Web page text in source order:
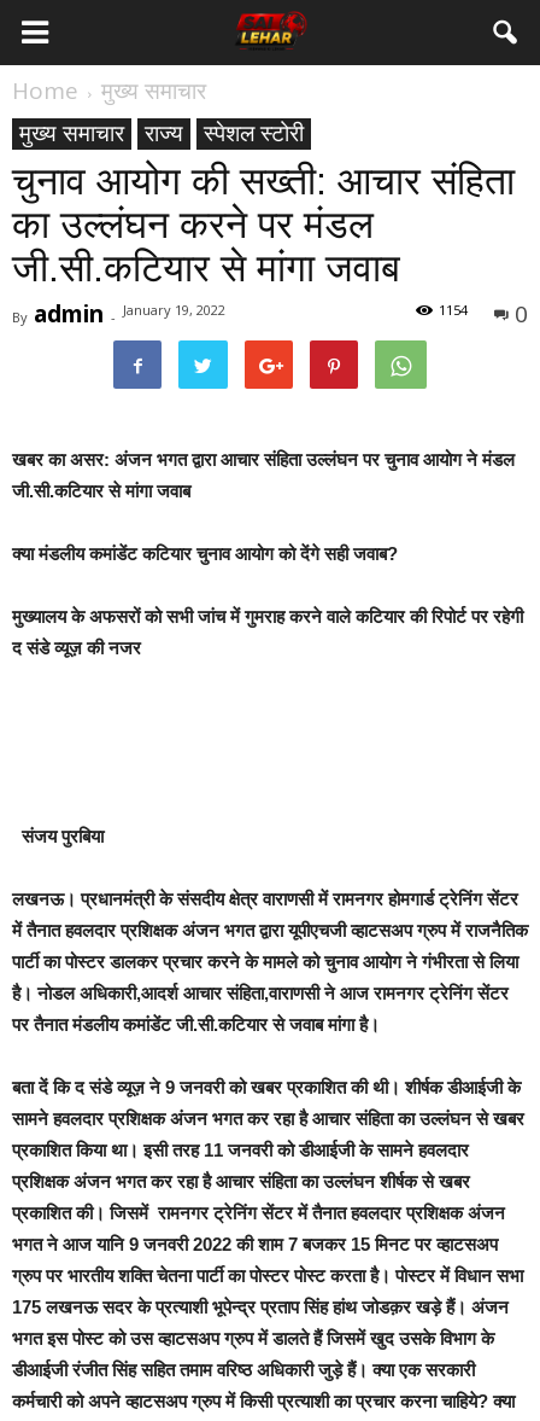
Home
मुख्य समाचार
मुख्य समाचार
राज्य स्पेशल स्टोरी
चुनाव आयोग की सख्ती: आचार संहिता
का उल्लंघन करने पर मंडल
जी.सी.कटियार से मांगा जवाब
By admin - January 19, 2022 0
1154
खबर का असर: अंजन भगत द्वारा आचार संहिता उल्लंघन पर चुनाव आयोग ने मंडल
जी.सी.कटियार से मांगा जवाब
क्या मंडलीय कमांडेंट कटियार चुनाव आयोग को देंगे सही जवाब?
मुख्यालय के अफसरों को सभी जांच में गुमराह करने वाले कटियार की रिपोर्ट पर रहेगी
द संडे व्यूज़ की नजर
संजय पुरबिया
लखनऊ। प्रधानमंत्री के संसदीय क्षेत्र वाराणसी में रामनगर होमगार्ड ट्रेनिंग सेंटर
में तैनात हवलदार प्रशिक्षक अंजन भगत द्वारा यूपीएचजी व्हाटसअप ग्रुप में राजनैतिक
पार्टी का पोस्टर डालकर प्रचार करने के मामले को चुनाव आयोग ने गंभीरता से लिया
है। नोडल अधिकारी,आदर्श आचार संहिता,वाराणसी ने आज रामनगर ट्रेनिंग सेंटर
पर तैनात मंडलीय कमांडेंट जी.सी.कटियार से जवाब मांगा है।
बता दें कि द संडे व्यूज़ ने9 जनवरीको खबर प्रकाशित की थी। शीर्षकडीआईजी के
सामने हवलदार प्रशिक्षक अंजन भगत कर रहा है आचार संहिता का उल्लंघनसे खबर
प्रकाशित किया था। इसी तरह 11 जनवरी को डीआईजी के सामने हवलदार
प्रशिक्षक अंजन भगत कर रहा है आचार संहिता का उल्लंघन शीर्षक से खबर
प्रकाशित की। जिसमें रामनगर ट्रेनिंग सेंटर में तैनात हवलदार प्रशिक्षक अंजन
भगत ने आज यानि 9 जनवरी 2022 की शाम 7 बजकर 15 मिनट पर व्हाटसअप
ग्रुप पर भारतीय शक्ति चेतना पार्टी का पोस्टर पोस्ट करता है। पोस्टर में विधान सभा
175 लखनऊ सदर के प्रत्याशी भूपेन्द्र प्रताप सिंह हांथ जोडक़र खड़े हैं। अंजन
भगत इस पोस्ट को उस व्हाटसअप ग्रुप में डालते हैं जिसमें खुद उसके विभाग के
डीआईजी रंजीत सिंह सहित तमाम वरिष्ठ अधिकारी जुड़े हैं। क्या एक सरकारी
कर्मचारी को अपने व्हाटसअप ग्रुप में किसी प्रत्याशी का प्रचार करना चाहिये? क्या